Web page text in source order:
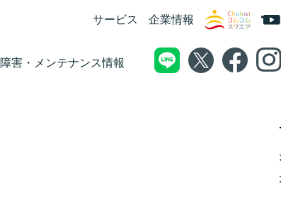
サービス 企業情報
障害・メンテナンス情報